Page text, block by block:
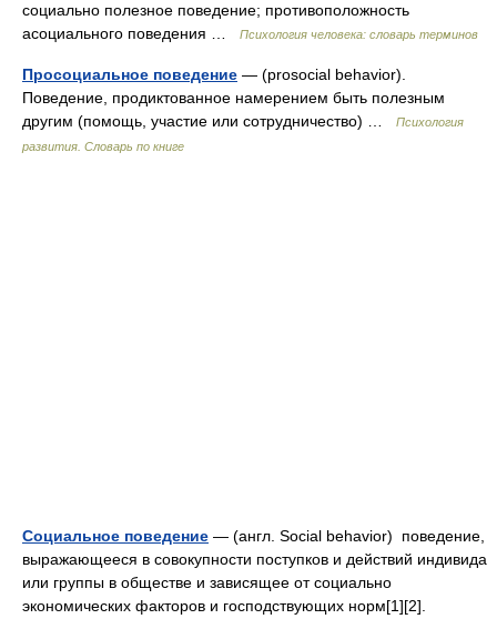
социально полезное поведение; противоположность
асоциального поведения …
Психология человека: словарь терминов
Просоциальное поведение — (prosocial behavior).
Поведение, продиктованное намерением быть полезным
другим (помощь, участие или сотрудничество) …
Психология
развития. Словарь по книге
Социальное поведение — (англ. Social behavior) поведение,
выражающееся в совокупности поступков и действий индивида
или группы в обществе и зависящее от социально
экономических факторов и господствующих норм[1][2].